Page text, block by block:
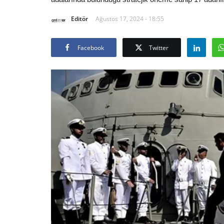
Editör Ağustos 17, 2024 - 18:55
Facebook Twitter